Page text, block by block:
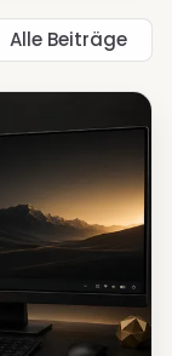
Alle Beiträge